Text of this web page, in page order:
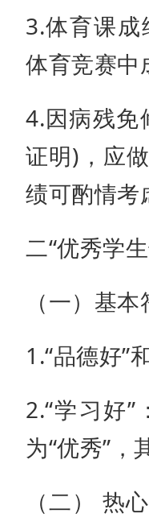
3.体育课
体育竞赛中
4.因病残免
证明)，应
绩可酌情考
二“优秀学
（一）基
1.“品德好”
2.“学习好
为“优秀”，
（二） 热